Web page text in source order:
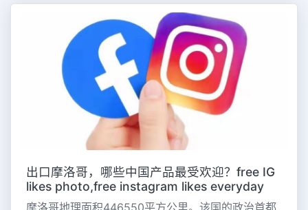
出口摩洛哥，哪些中国产品最受欢迎？free IG
likes photo,free instagram likes everyday